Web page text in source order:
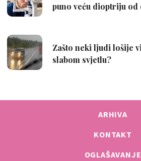
ARHIVA
KONTAKT
OGLAŠAVANJE